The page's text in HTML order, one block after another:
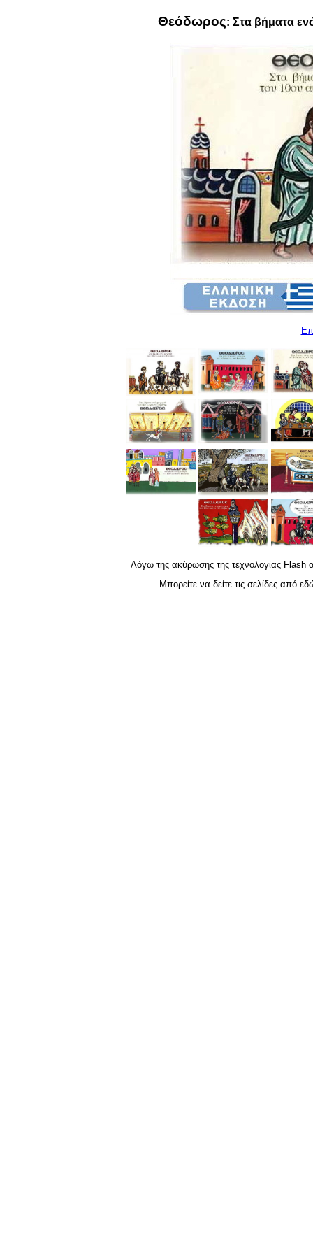
Θεόδωρος: Στα βήματα
Λόγω της ακύρωσης της τεχνολογίας Flash
Μπορείτε να δείτε τις σελίδες από